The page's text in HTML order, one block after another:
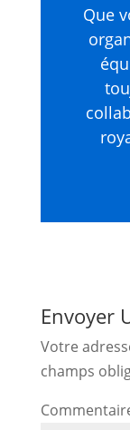
Que
Envoyer
Votre
champs